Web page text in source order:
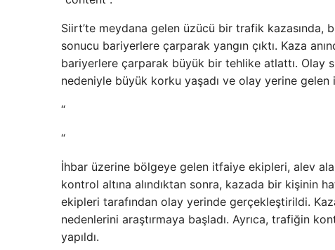
Siirt’te meydana gelen üzücü bir trafik
sonucu bariyerlere çarparak yangın çıktı. Kaza
bariyerlere çarparak büyük bir tehlike atlattı. Olay
nedeniyle büyük korku yaşadı ve olay yerine gelen
“
“
İhbar üzerine bölgeye gelen itfaiye ekipleri, alev
kontrol altına alındıktan sonra, kazada bir kişinin
ekipleri tarafından olay yerinde gerçekleştirildi.
nedenlerini araştırmaya başladı. Ayrıca, trafiğin
yapıldı.